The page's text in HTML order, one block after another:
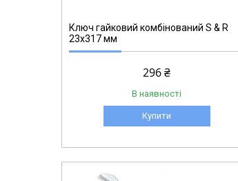
Ключ гайковий комбінований S & R
23х317 мм
296 ₴
В наявності
Купити